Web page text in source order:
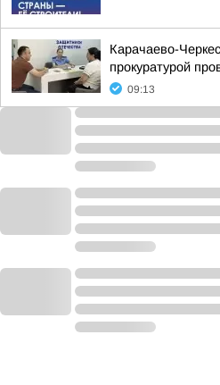
Карачаево-
прокуратурой
09:13